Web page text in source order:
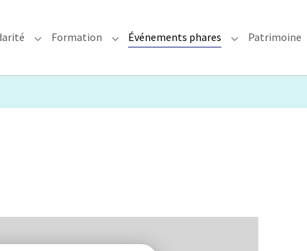
for "Foi & Pastorale"
Submenu for "Solidarité"
Formation Submenu for "Formation"
Événements phares Submenu for
Patrimoine